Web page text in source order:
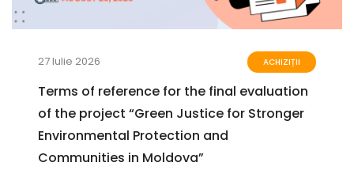
27 Iulie 2026 ACHIZIȚII
Terms of reference for the final evaluation
of the project “Green Justice for Stronger
Environmental Protection and
Communities in Moldova”